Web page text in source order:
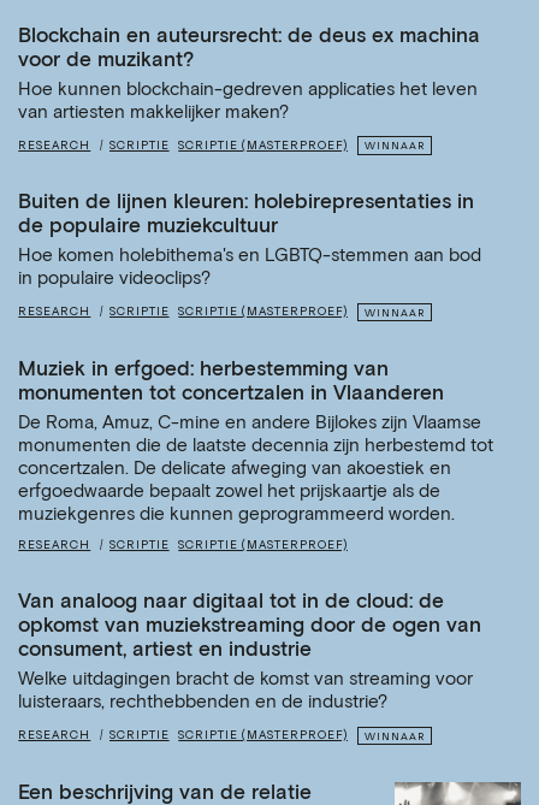
Blockchain en auteursrecht: de deus ex machina
voor de muzikant?
Hoe kunnen blockchain-gedreven applicaties het leven
van artiesten makkelijker maken?
RESEARCH SCRIPTIE SCRIPTIE (MASTERPROEF) WINNAAR
Buiten de lijnen kleuren: holebirepresentaties in
de populaire muziekcultuur
Hoe komen holebithema's en LGBTQ-stemmen aan bod
in populaire videoclips?
RESEARCH SCRIPTIE SCRIPTIE (MASTERPROEF) WINNAAR
Muziek in erfgoed: herbestemming van
monumenten tot concertzalen in Vlaanderen
De Roma, Amuz, C-mine en andere Bijlokes zijn Vlaamse
monumenten die de laatste decennia zijn herbestemd tot
concertzalen. De delicate afweging van akoestiek en
erfgoedwaarde bepaalt zowel het prijskaartje als de
muziekgenres die kunnen geprogrammeerd worden.
RESEARCH SCRIPTIE SCRIPTIE (MASTERPROEF)
Van analoog naar digitaal tot in de cloud: de
opkomst van muziekstreaming door de ogen van
consument, artiest en industrie
Welke uitdagingen bracht de komst van streaming voor
luisteraars, rechthebbenden en de industrie?
RESEARCH SCRIPTIE SCRIPTIE (MASTERPROEF) WINNAAR
Een beschrijving van de relatie